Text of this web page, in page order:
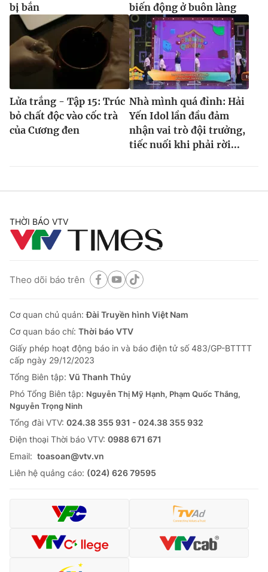
bị bắn
biến động ở buôn làng
Lửa trắng - Tập 15: Trúc
bỏ chất độc vào cốc trà
của Cương đen
Nhà mình quá đỉnh: Hải
Yến Idol lần đầu đảm
nhận vai trò đội trưởng,
tiếc nuối khi phải rời...
THỜI BÁO VTV
Theo dõi báo trên
Cơ quan chủ quản:Đài Truyền hình Việt Nam
Cơ quan báo chí: Thời báo VTV
Giấy phép hoạt động báo in và báo điện tử số 483/GP-BTTTT
cấp ngày 29/12/2023
Tổng Biên tập: Vũ Thanh Thủy
Phó Tổng Biên tập: Nguyễn Thị Mỹ Hạnh, Phạm Quốc Thắng,
Nguyễn Trọng Ninh
Tổng đài VTV: 024.38 355 931 - 024.38 355 932
Ðiện thoại Thời báo VTV: 0988 671 671
Email: toasoan@vtv.vn
Liên hệ quảng cáo: (024) 626 79595